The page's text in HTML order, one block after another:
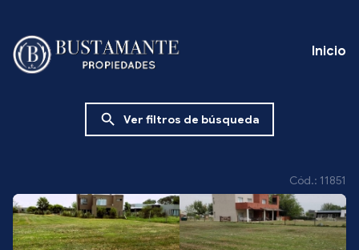
Inicio
search Ver filtros de búsqueda
Cód.: 11851